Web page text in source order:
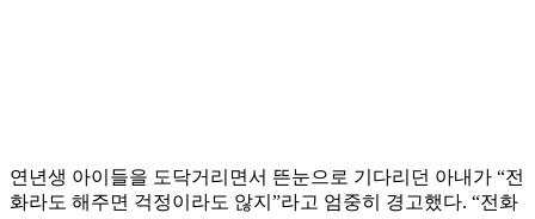
연년생 아이들을 도닥거리면서 뜬눈으로 기다리던 아내가 “전
화라도 해주면 걱정이라도 않지”라고 엄중히 경고했다. “전화